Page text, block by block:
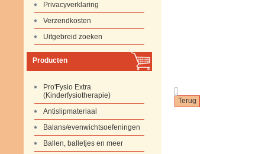
Privacyverklaring
Verzendkosten
Uitgebreid zoeken
Producten
Pro'Fysio Extra
(Kinderfysiotherapie)
Antislipmateriaal
Balans/evenwichtsoefeningen
Ballen, balletjes en meer
.